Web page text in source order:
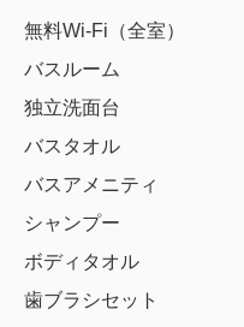
無料Wi-Fi（全室）
バスルーム
独立洗面台
バスタオル
バスアメニティ
シャンプー
ボディタオル
歯ブラシセット